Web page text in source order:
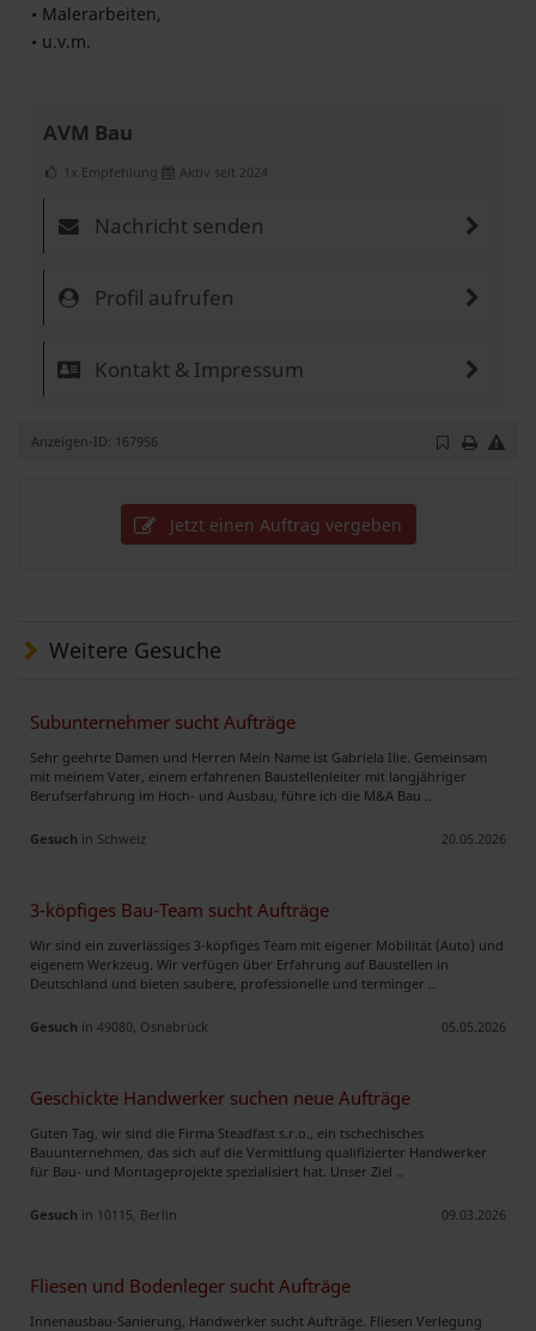
• Malerarbeiten,
• u.v.m.
AVM Bau
1x Empfehlung Aktiv seit 2024
Nachricht senden
Profil aufrufen
Kontakt & Impressum
Anzeigen-ID: 167956
Jetzt einen Auftrag vergeben
Weitere Gesuche
Subunternehmer sucht Aufträge
Sehr geehrte Damen und Herren Mein Name ist Gabriela Ilie. Gemeinsam
mit meinem Vater, einem erfahrenen Baustellenleiter mit langjähriger
Berufserfahrung im Hoch- und Ausbau, führe ich die M&A Bau ..
Gesuch in Schweiz 20.05.2026
3-köpfiges Bau-Team sucht Aufträge
Wir sind ein zuverlässiges 3-köpfiges Team mit eigener Mobilität (Auto) und
eigenem Werkzeug. Wir verfügen über Erfahrung auf Baustellen in
Deutschland und bieten saubere, professionelle und terminger ..
Gesuch in 49080, Osnabrück 05.05.2026
Geschickte Handwerker suchen neue Aufträge
Guten Tag, wir sind die Firma Steadfast s.r.o., ein tschechisches
Bauunternehmen, das sich auf die Vermittlung qualifizierter Handwerker
für Bau- und Montageprojekte spezialisiert hat. Unser Ziel ..
Gesuch in 10115, Berlin 09.03.2026
Fliesen und Bodenleger sucht Aufträge
Innenausbau-Sanierung, Handwerker sucht Aufträge. Fliesen Verlegung